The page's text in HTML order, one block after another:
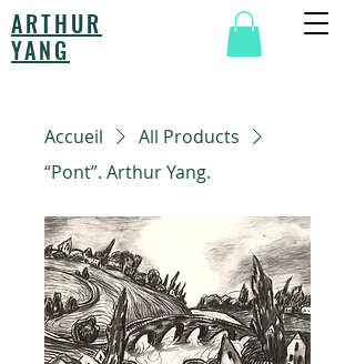
ARTHUR
YANG
Accueil
All Products
“Pont”. Arthur Yang.